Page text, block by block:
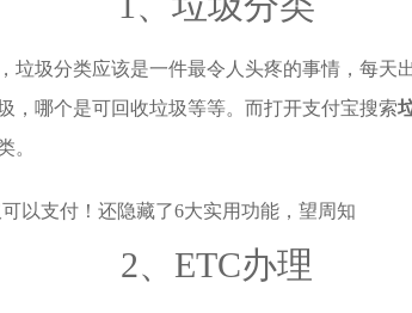
垃圾分类应该是一件最令人头疼的事情，每天
，哪个是可回收垃圾等等。而打开支付宝搜索
。
2、ETC办理